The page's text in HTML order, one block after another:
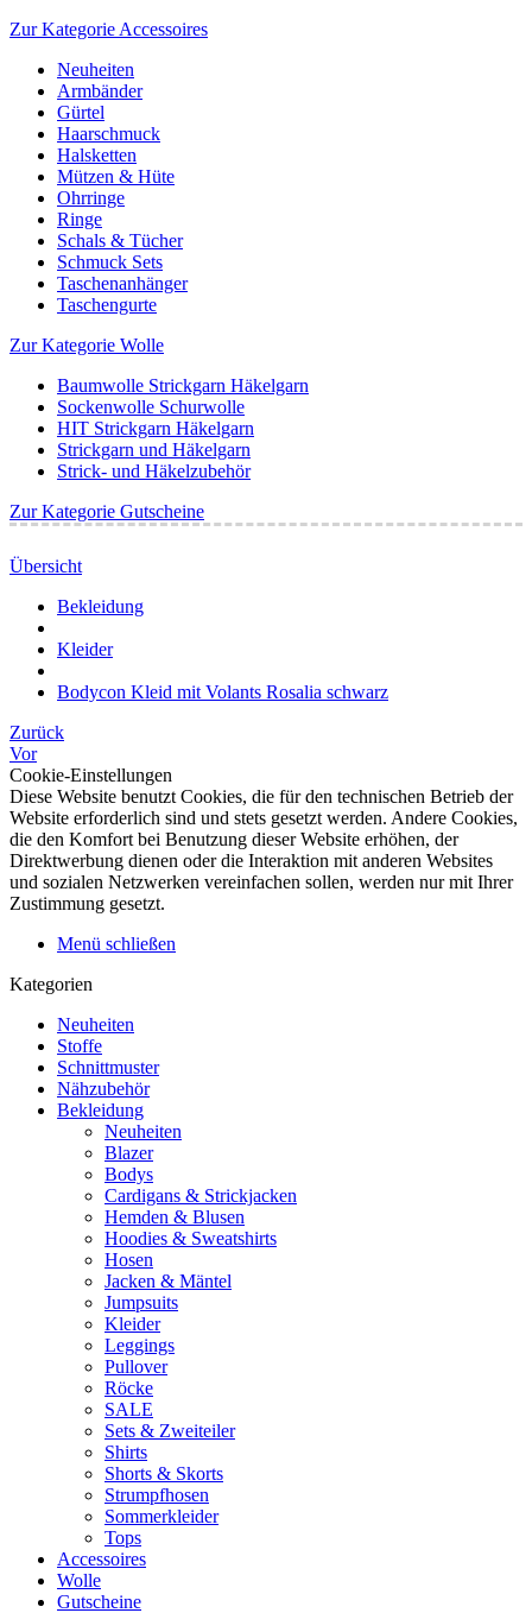
Zur Kategorie Accessoires
Neuheiten
Armbänder
Gürtel
Haarschmuck
Halsketten
Mützen & Hüte
Ohrringe
Ringe
Schals & Tücher
Schmuck Sets
Taschenanhänger
Taschengurte
Zur Kategorie Wolle
Baumwolle Strickgarn Häkelgarn
Sockenwolle Schurwolle
HIT Strickgarn Häkelgarn
Strickgarn und Häkelgarn
Strick- und Häkelzubehör
Zur Kategorie Gutscheine
Übersicht
Bekleidung
Kleider
Bodycon Kleid mit Volants Rosalia schwarz
Zurück
Vor
Cookie-Einstellungen
Diese Website benutzt Cookies, die für den technischen Betrieb der
Website erforderlich sind und stets gesetzt werden. Andere Cookies,
die den Komfort bei Benutzung dieser Website erhöhen, der
Direktwerbung dienen oder die Interaktion mit anderen Websites
und sozialen Netzwerken vereinfachen sollen, werden nur mit Ihrer
Zustimmung gesetzt.
Menü schließen
Kategorien
Neuheiten
Stoffe
Schnittmuster
Nähzubehör
Bekleidung
Neuheiten
Blazer
Bodys
Cardigans & Strickjacken
Hemden & Blusen
Hoodies & Sweatshirts
Hosen
Jacken & Mäntel
Jumpsuits
Kleider
Leggings
Pullover
Röcke
SALE
Sets & Zweiteiler
Shirts
Shorts & Skorts
Strumpfhosen
Sommerkleider
Tops
Accessoires
Wolle
Gutscheine